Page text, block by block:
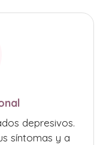
depresivos.
síntomas y a